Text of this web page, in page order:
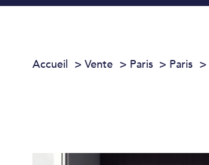
Accueil Vente Paris Paris